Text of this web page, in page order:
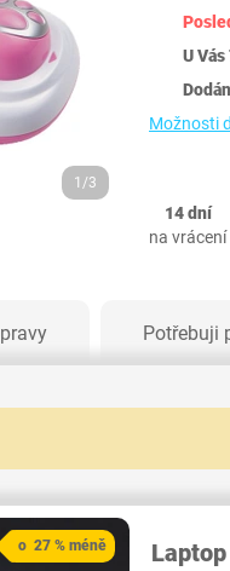
1/3
U
Možnosti
14 dní
na vrácení
Potřebuji
o 27 % méně